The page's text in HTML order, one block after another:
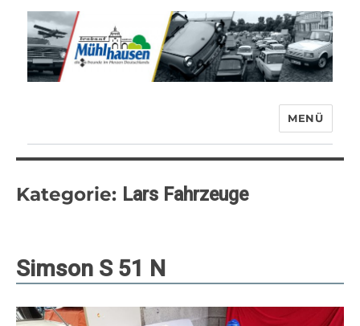
MENÜ
Kategorie: Lars Fahrzeuge
Simson S 51 N